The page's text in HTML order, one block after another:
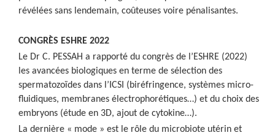
révélées sans lendemain, coûteuses voire pénalisantes.
CONGRÈS ESHRE 2022
Le Dr C. PESSAH a rapporté du congrès de l’ESHRE (2022)
les avancées biologiques en terme de sélection des
spermatozoïdes dans l’ICSI (biréfringence, systèmes micro-
fluidiques, membranes électrophorétiques…) et du choix des
embryons (étude en 3D, ajout de cytokine…).
La dernière « mode » est le rôle du microbiote utérin et